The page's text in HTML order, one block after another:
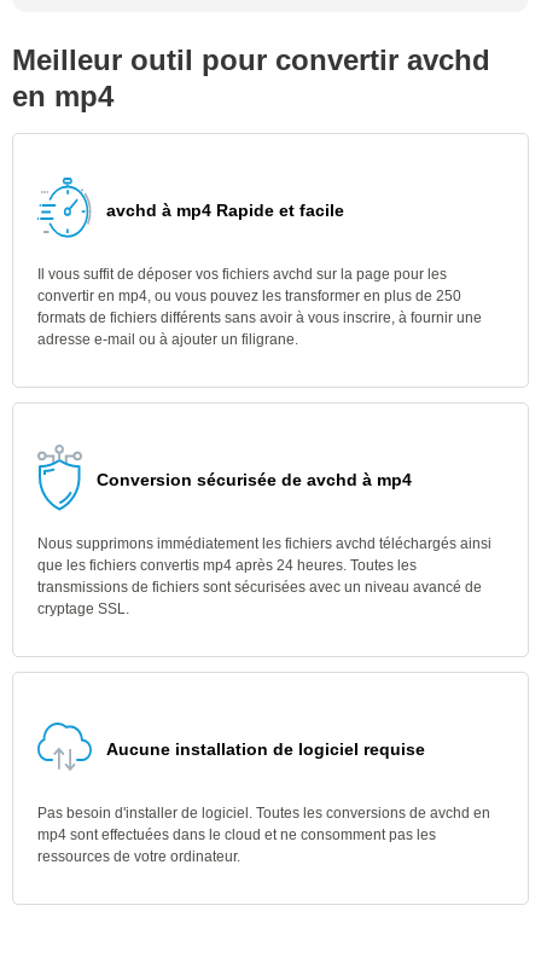
Meilleur outil pour convertir avchd
en mp4
avchd à mp4 Rapide et facile
Il vous suffit de déposer vos fichiers avchd sur la page pour les
convertir en mp4, ou vous pouvez les transformer en plus de 250
formats de fichiers différents sans avoir à vous inscrire, à fournir une
adresse e-mail ou à ajouter un filigrane.
Conversion sécurisée de avchd à mp4
Nous supprimons immédiatement les fichiers avchd téléchargés ainsi
que les fichiers convertis mp4 après 24 heures. Toutes les
transmissions de fichiers sont sécurisées avec un niveau avancé de
cryptage SSL.
Aucune installation de logiciel requise
Pas besoin d'installer de logiciel. Toutes les conversions de avchd en
mp4 sont effectuées dans le cloud et ne consomment pas les
ressources de votre ordinateur.